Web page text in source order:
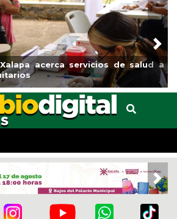
primera etapa de rehabilitación en